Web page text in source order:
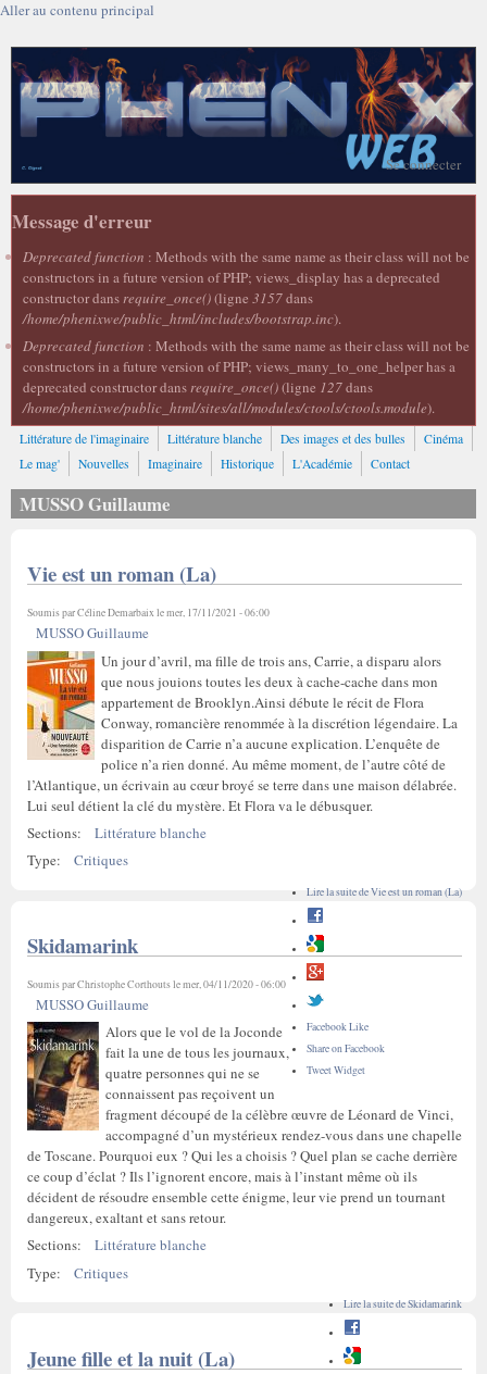
Aller au contenu principal
Se connecter
Message d'erreur
Deprecated function : Methods with the same name as their class will not be
constructors in a future version of PHP; views_display has a deprecated
constructor dansrequire_once()(ligne 3157dans
/home/phenixwe/public_html/includes/bootstrap.inc).
Deprecated function : Methods with the same name as their class will not be
constructors in a future version of PHP; views_many_to_one_helper has a
deprecated constructor dansrequire_once()(ligne 127dans
/home/phenixwe/public_html/sites/all/modules/ctools/ctools.module).
Littérature de l'imaginaire Littérature blanche Des images et des bulles
Cinéma
Le mag'
Nouvelles Imaginaire Historique L'Académie Contact
MUSSO Guillaume
Vie est un roman (La)
Soumis parCéline Demarbaixle mer, 17/11/2021 - 06:00
MUSSO Guillaume
Un jour d’avril, ma fille de trois ans, Carrie, a disparu alors
que nous jouions toutes les deux à cache-cache dans mon
appartement de Brooklyn.Ainsi débute le récit de Flora
Conway, romancière renommée à la discrétion légendaire. La
disparition de Carrie n’a aucune explication. L’enquête de
police n’a rien donné. Au même moment, de l’autre côté de
l’Atlantique, un écrivain au cœur broyé se terre dans une maison délabrée.
Lui seul détient la clé du mystère. Et Flora va le débusquer.
Sections:
Littérature blanche
Type:
Critiques
Lire la suitede Vie est un roman (La)
Facebook Like
Share on Facebook
Tweet Widget
Skidamarink
Soumis parChristophe Corthoutsle mer, 04/11/2020 - 06:00
MUSSO Guillaume
Alors que le vol de la Joconde
fait la une de tous les journaux,
quatre personnes qui ne se
connaissent pas reçoivent un
fragment découpé de la célèbre œuvre de Léonard de Vinci,
accompagné d’un mystérieux rendez-vous dans une chapelle
de Toscane. Pourquoi eux ? Qui les a choisis ? Quel plan se cache derrière
ce coup d’éclat ? Ils l’ignorent encore, mais à l’instant même où ils
décident de résoudre ensemble cette énigme, leur vie prend un tournant
dangereux, exaltant et sans retour.
Sections:
Littérature blanche
Type:
Critiques
Lire la suitede Skidamarink
Jeune fille et la nuit (La)